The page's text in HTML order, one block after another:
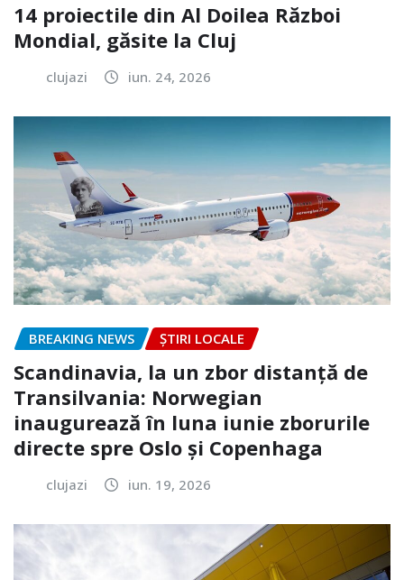
14 proiectile din Al Doilea Război
Mondial, găsite la Cluj
clujazi iun. 24, 2026
BREAKING NEWS ȘTIRI LOCALE
Scandinavia, la un zbor distanță de
Transilvania: Norwegian
inaugurează în luna iunie zborurile
directe spre Oslo și Copenhaga
clujazi iun. 19, 2026